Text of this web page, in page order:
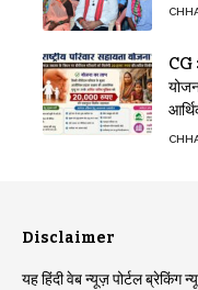
CG
Disclaimer
यह हिंदी वेब न्यूज़ पोर्टल ब्रेकिंग